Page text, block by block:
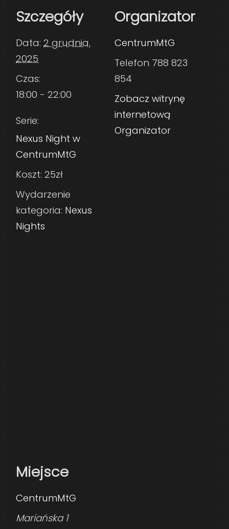
Szczegóły
Data: 2 grudnia,
2025
Czas:
18:00 - 22:00
Serie:
Nexus Night w
CentrumMtG
Koszt: 25zł
Wydarzenie
kategoria: Nexus
Nights
Organizator
CentrumMtG
Telefon 788 823
854
Zobacz witrynę
internetową
Organizator
Miejsce
CentrumMtG
Mariańska 1